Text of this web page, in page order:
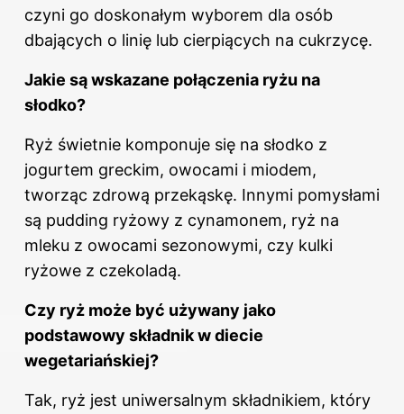
czyni go doskonałym wyborem dla osób
dbających o linię lub cierpiących na cukrzycę.
Jakie są wskazane połączenia ryżu na
słodko?
Ryż świetnie komponuje się na słodko z
jogurtem greckim, owocami i miodem,
tworząc zdrową przekąskę. Innymi pomysłami
są pudding ryżowy z cynamonem, ryż na
mleku z owocami sezonowymi, czy kulki
ryżowe z czekoladą.
Czy ryż może być używany jako
podstawowy składnik w diecie
wegetariańskiej?
Tak, ryż jest uniwersalnym składnikiem, który